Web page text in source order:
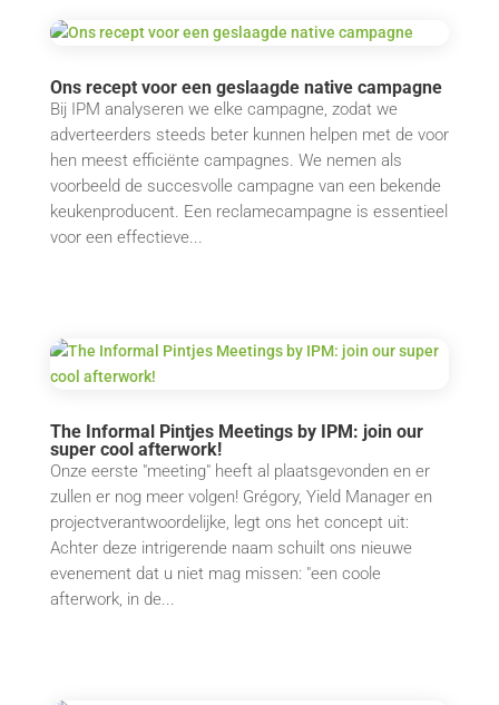
Ons recept voor een geslaagde native campagne
Bij IPM analyseren we elke campagne, zodat we
adverteerders steeds beter kunnen helpen met de voor
hen meest efficiënte campagnes. We nemen als
voorbeeld de succesvolle campagne van een bekende
keukenproducent. Een reclamecampagne is essentieel
voor een effectieve...
The Informal Pintjes Meetings by IPM: join our
super cool afterwork!
Onze eerste "meeting" heeft al plaatsgevonden en er
zullen er nog meer volgen! Grégory, Yield Manager en
projectverantwoordelijke, legt ons het concept uit:
Achter deze intrigerende naam schuilt ons nieuwe
evenement dat u niet mag missen: "een coole
afterwork, in de...